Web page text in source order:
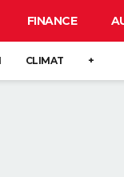
FINANCE
CLIMAT +